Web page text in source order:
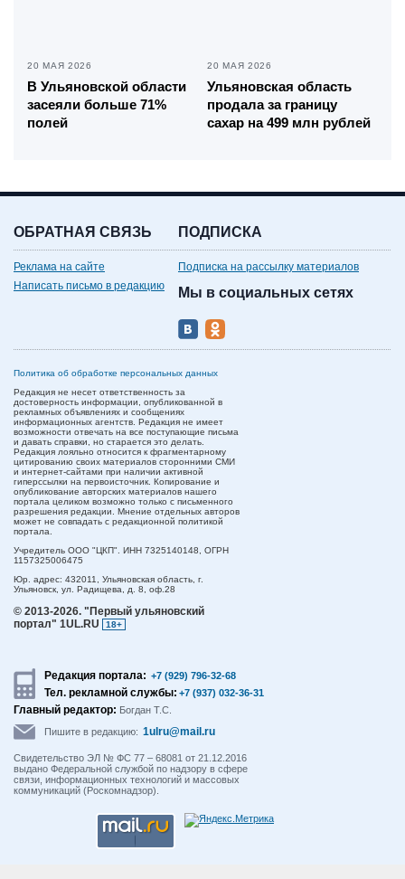
20 МАЯ 2026
В Ульяновской области
засеяли больше 71%
полей
20 МАЯ 2026
Ульяновская область
продала за границу
сахар на 499 млн рублей
ОБРАТНАЯ СВЯЗЬ
Реклама на сайте
Написать письмо в редакцию
ПОДПИСКА
Подписка на рассылку материалов
Мы в социальных сетях
Политика об обработке персональных данных
Редакция не несет ответственность за
достоверность информации, опубликованной в
рекламных объявлениях и сообщениях
информационных агентств. Редакция не имеет
возможности отвечать на все поступающие письма
и давать справки, но старается это делать.
Редакция лояльно относится к фрагментарному
цитированию своих материалов сторонними СМИ
и интернет-сайтами при наличии активной
гиперссылки на первоисточник. Копирование и
опубликование авторских материалов нашего
портала целиком возможно только с письменного
разрешения редакции. Мнение отдельных авторов
может не совпадать с редакционной политикой
портала.
Учредитель ООО "ЦКП". ИНН 7325140148, ОГРН
1157325006475
Юр. адрес: 432011, Ульяновская область, г.
Ульяновск, ул. Радищева, д. 8, оф.28
© 2013-2026. "Первый ульяновский
портал" 1UL.RU
18+
Редакция портала: +7 (929) 796-32-68
Тел. рекламной службы: +7 (937) 032-36-31
Главный редактор: Богдан Т.С.
Пишите в редакцию: 1ulru@mail.ru
Свидетельство ЭЛ № ФС 77 – 68081 от 21.12.2016
выдано Федеральной службой по надзору в сфере
связи, информационных технологий и массовых
коммуникаций (Роскомнадзор).